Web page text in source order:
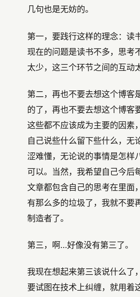
几句也是无妨的。
第一，要践行这样的理念：读
现在的问题是读书不多，思考
太少，这三个环节之间的互动
第二，再也不要去想这个博客
的了，再也不要去想这个博客
这些都不应该成为主要的因素
自己说些什么留下些什么，无
涩难懂，无论说的事情是怎样
可以。当然，我希望自己今后
文章都包含自己的思考在里面
有那么多的垃圾了，我就不要
制造者了。
第三，啊…好像没有第三了。
我现在想起来第三该说什么了
要试图在技术上纠缠，就用着